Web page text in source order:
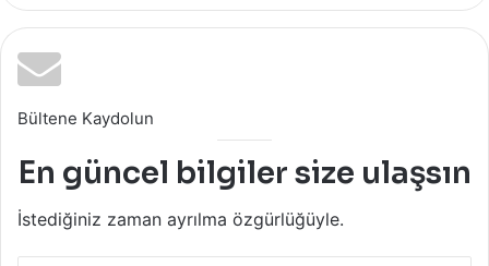
Bültene Kaydolun
En güncel bilgiler size ulaşsın
İstediğiniz zaman ayrılma özgürlüğüyle.